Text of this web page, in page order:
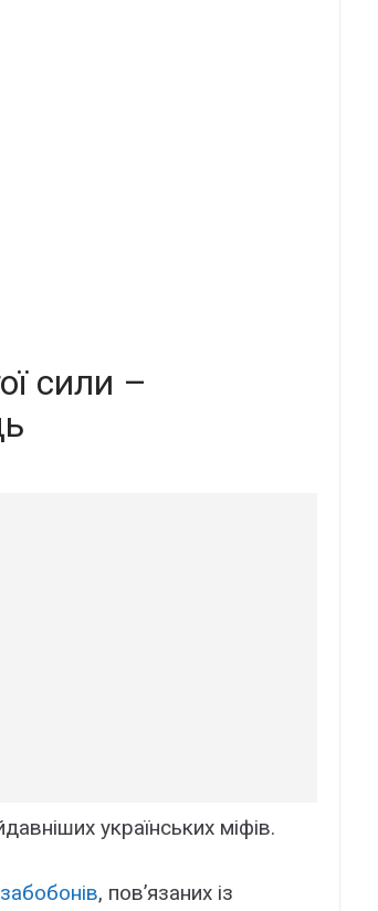
сили –
українських міфів.
забобонів, пов’язаних із